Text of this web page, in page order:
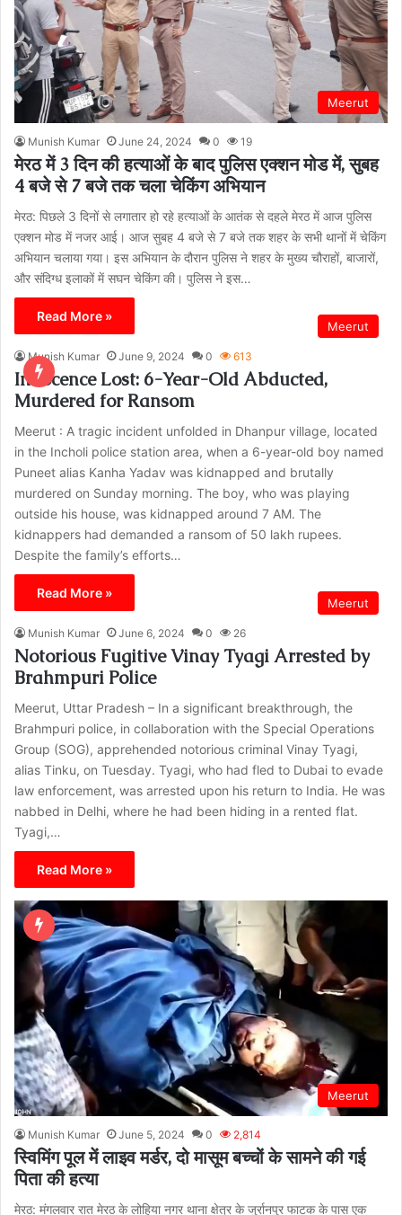
Meerut
Munish Kumar June 24, 2024 0 19
मेरठ में 3 दिन की हत्याओं के बाद पुलिस एक्शन मोड में, सुबह
4 बजे से 7 बजे तक चला चेकिंग अभियान
मेरठ: पिछले 3 दिनों से लगातार हो रहे हत्याओं के आतंक से दहले मेरठ में आज पुलिस
एक्शन मोड में नजर आई। आज सुबह 4 बजे से 7 बजे तक शहर के सभी थानों में चेकिंग
अभियान चलाया गया। इस अभियान के दौरान पुलिस ने शहर के मुख्य चौराहों, बाजारों,
और संदिग्ध इलाकों में सघन चेकिंग की। पुलिस ने इस…
Read More »
Meerut
Munish Kumar June 9, 2024 0 613
Innocence Lost: 6-Year-Old Abducted,
Murdered for Ransom
Meerut : A tragic incident unfolded in Dhanpur village, located
in the Incholi police station area, when a 6-year-old boy named
Puneet alias Kanha Yadav was kidnapped and brutally
murdered on Sunday morning. The boy, who was playing
outside his house, was kidnapped around 7 AM. The
kidnappers had demanded a ransom of 50 lakh rupees.
Despite the family’s efforts…
Read More »
Meerut
Munish Kumar June 6, 2024 0 26
Notorious Fugitive Vinay Tyagi Arrested by
Brahmpuri Police
Meerut, Uttar Pradesh – In a significant breakthrough, the
Brahmpuri police, in collaboration with the Special Operations
Group (SOG), apprehended notorious criminal Vinay Tyagi,
alias Tinku, on Tuesday. Tyagi, who had fled to Dubai to evade
law enforcement, was arrested upon his return to India. He was
nabbed in Delhi, where he had been hiding in a rented flat.
Tyagi,…
Read More »
Meerut
Munish Kumar June 5, 2024 0 2,814
स्विमिंग पूल में लाइव मर्डर, दो मासूम बच्चों के सामने की गई
पिता की हत्या
मेरठ: मंगलवार रात मेरठ के लोहिया नगर थाना क्षेत्र के जुर्रानपुर फाटक के पास एक